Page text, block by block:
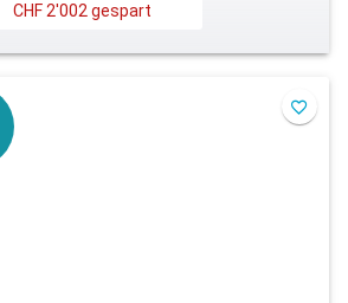
CHF 2'002 gespart